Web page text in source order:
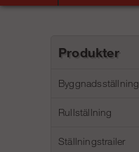
Produkter
Byggnadsställning
Rullställning
Ställningstrailer